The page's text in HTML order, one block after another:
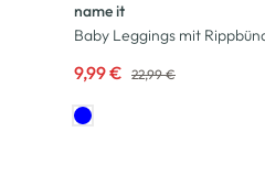
name it
Baby Leggings mit
9,99 € 22,99 €